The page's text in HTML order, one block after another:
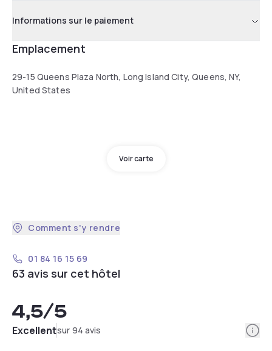
Informations sur le paiement
Emplacement
29-15 Queens Plaza North, Long Island City, Queens, NY,
United States
Voir carte
Comment s'y rendre
01 84 16 15 69
63 avis sur cet hôtel
4,5/5
Excellentsur 94 avis